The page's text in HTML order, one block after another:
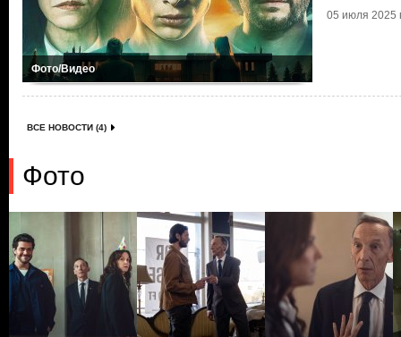
Фото/Видео
05 июля 2025
ВСЕ НОВОСТИ (4)
Фото